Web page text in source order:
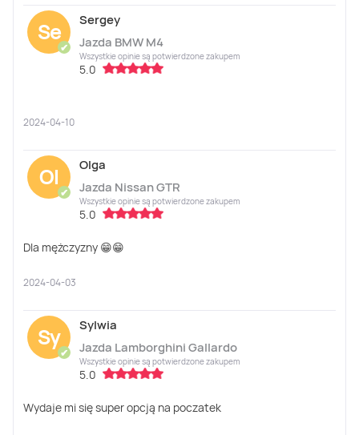
Se
✔
Sergey
Jazda BMW M4
Wszystkie opinie są potwierdzone zakupem
5.0
2024-04-10
Ol
✔
Olga
Jazda Nissan GTR
Wszystkie opinie są potwierdzone zakupem
5.0
Dla mężczyzny 😁😁
2024-04-03
Sy
✔
Sylwia
Jazda Lamborghini Gallardo
Wszystkie opinie są potwierdzone zakupem
5.0
Wydaje mi się super opcją na poczatek